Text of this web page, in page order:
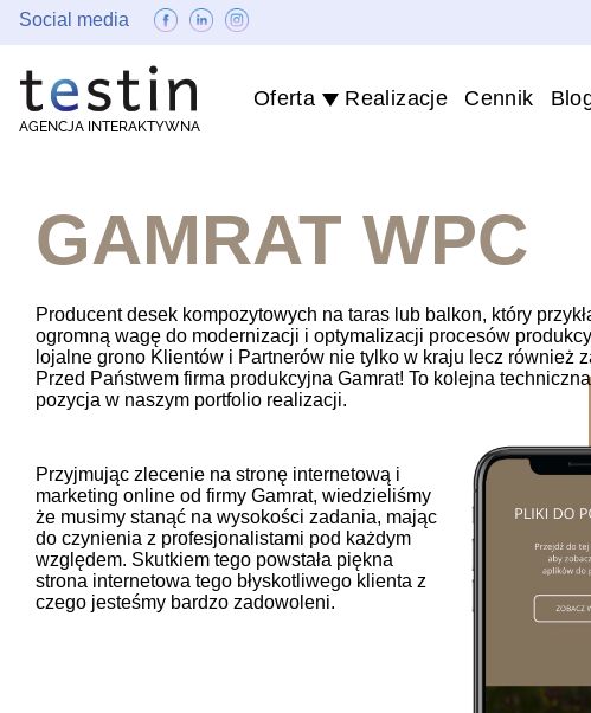
Social media
AGENCJA INTERAKTYWNA
Oferta Realizacje Cennik
GAMRAT WPC
Producent desek kompozytowych na taras lub balkon, który
ogromną wagę do modernizacji i optymalizacji procesów
lojalne grono Klientów i Partnerów nie tylko w kraju lecz również
Przed Państwem firma produkcyjna Gamrat! To kolejna
pozycja w naszym portfolio realizacji.
Przyjmując zlecenie na stronę internetową i
marketing online od firmy Gamrat, wiedzieliśmy
że musimy stanąć na wysokości zadania, mając
do czynienia z profesjonalistami pod każdym
względem. Skutkiem tego powstała piękna
strona internetowa tego błyskotliwego klienta z
czego jesteśmy bardzo zadowoleni.